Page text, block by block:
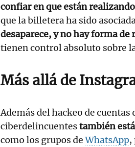
confiar en que están
que la billetera ha sido
desaparece, y no hay forma de
tienen control absoluto sobre
Más allá de
Además del hackeo de
ciberdelincuentestambién
como los grupos deWhatsApp,